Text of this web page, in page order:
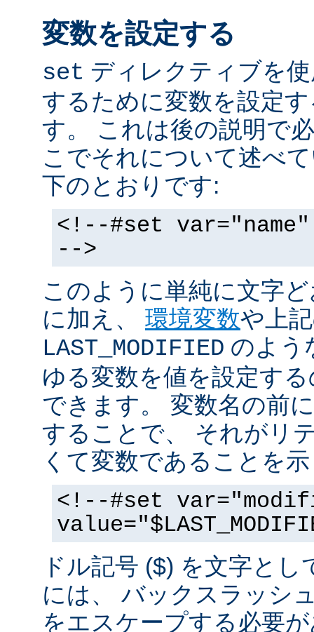
変数を設定する
set ディレクティブを
するために変数を設定
す。 これは後の説明で
こでそれについて述べ
下のとおりです:
<!--#set
-->
このように単純に文字
に加え、 環境変数や上
LAST_MODIFIED のよう
ゆる変数を値を設定す
できます。 変数名の前
することで、 それがリ
くて変数であることを
<!--#set
ドル記号 ($) を文字と
には、 バックスラッシ
をエスケープする必要